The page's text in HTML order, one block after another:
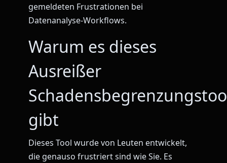
gemeldeten Frustrationen bei
Datenanalyse-Workflows.
Warum es dieses
Ausreißer
gibt
Dieses Tool wurde von Leuten entwickelt,
die genauso frustriert sind wie Sie. Es